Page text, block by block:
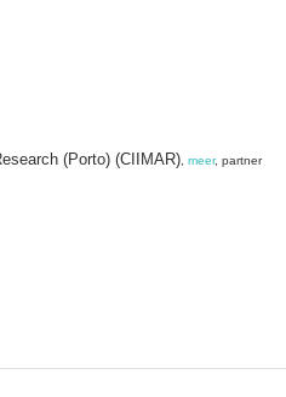
(Porto) (CIIMAR) meer, partner